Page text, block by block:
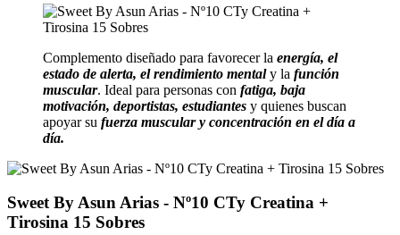
Complemento diseñado para favorecer la energía, el
estado de alerta, el rendimiento mental y la función
muscular. Ideal para personas con fatiga, baja
motivación, deportistas, estudiantes y quienes buscan
apoyar su fuerza muscular y concentración en el día a
día.
Sweet By Asun Arias - Nº10 CTy Creatina +
Tirosina 15 Sobres